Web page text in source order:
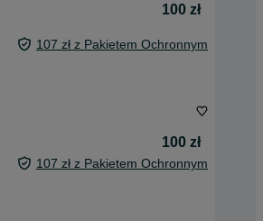
100 zł
107 zł z Pakietem Ochronnym
100 zł
107 zł z Pakietem Ochronnym